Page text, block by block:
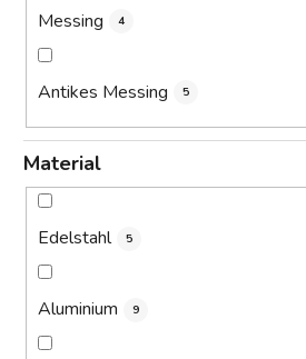
Messing 4
Antikes Messing 5
Material
Edelstahl 5
Aluminium 9